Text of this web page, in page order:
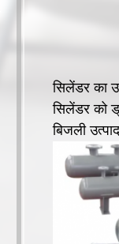
सिलेंडर का
सिलेंडर को
बिजली